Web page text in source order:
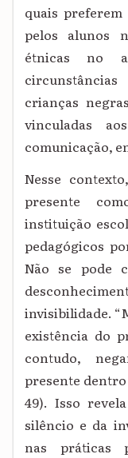
quais
pelos alunos
étnicas no
crianças
vinculadas
comunicação,
Nesse
presente
instituição
pedagógicos
Não se pode
invisibilidade.
existência do
contudo,
presente dentro
49). Isso
silêncio e da
nas práticas